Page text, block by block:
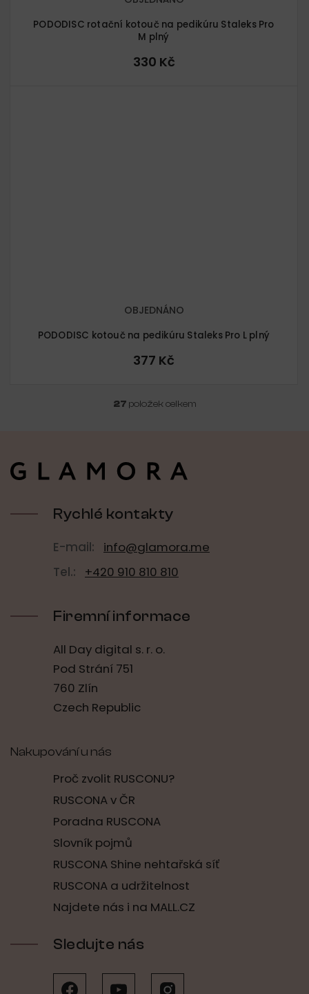
PODODISC rotační kotouč na pedikúru Staleks Pro
M plný
330 Kč
PODODISC kotouč na pedikúru Staleks Pro L plný
OBJEDNÁNO
377 Kč
O
d
a
p
k
y
v
i
u
27položek celkem
Rychlé kontakty
E-mail:
info@glamora.me
Tel.:
+420 910 810 810
Firemní informace
All Day digital s. r. o.
Pod Strání 751
760 Zlín
Czech Republic
Nakupování u nás
Proč zvolit RUSCONU?
RUSCONA v ČR
Poradna RUSCONA
Slovník pojmů
RUSCONA Shine nehtařská síť
RUSCONA a udržitelnost
Najdete nás i na MALL.CZ
Sledujte nás